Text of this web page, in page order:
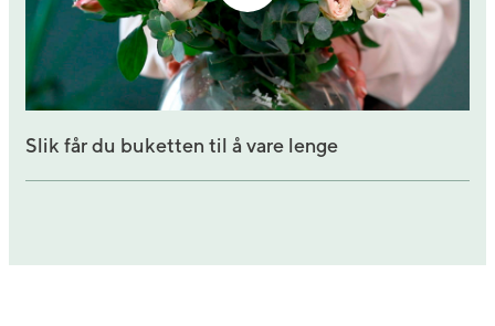
Slik får du buketten til å vare lenge